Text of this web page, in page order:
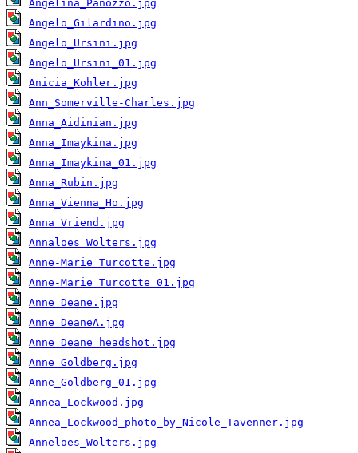
Angelina_Panozzo.jpg
Angelo_Gilardino.jpg
Angelo_Ursini.jpg
Angelo_Ursini_01.jpg
Anicia_Kohler.jpg
Ann_Somerville-Charles.jpg
Anna_Aidinian.jpg
Anna_Imaykina.jpg
Anna_Imaykina_01.jpg
Anna_Rubin.jpg
Anna_Vienna_Ho.jpg
Anna_Vriend.jpg
Annaloes_Wolters.jpg
Anne-Marie_Turcotte.jpg
Anne-Marie_Turcotte_01.jpg
Anne_Deane.jpg
Anne_DeaneA.jpg
Anne_Deane_headshot.jpg
Anne_Goldberg.jpg
Anne_Goldberg_01.jpg
Annea_Lockwood.jpg
Annea_Lockwood_photo_by_Nicole_Tavenner.jpg
Anneloes_Wolters.jpg